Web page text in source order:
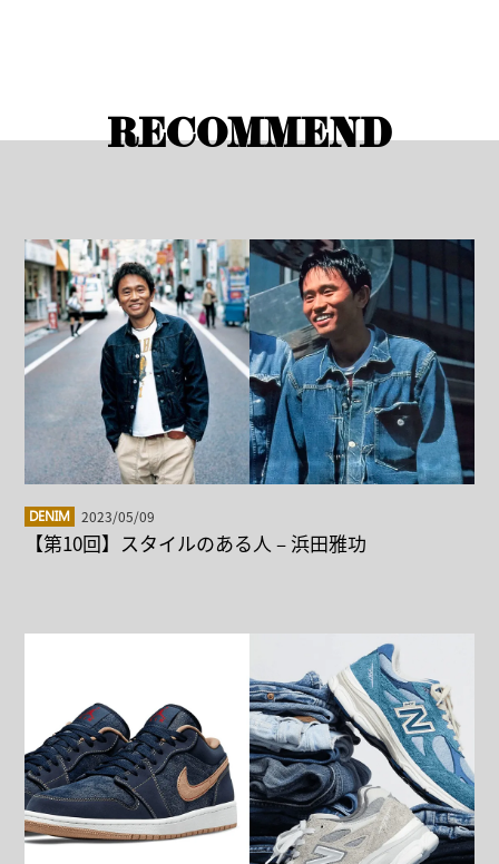
RECOMMEND
DENIM 2023/05/09
【第10回】スタイルのある人 – 浜田雅功